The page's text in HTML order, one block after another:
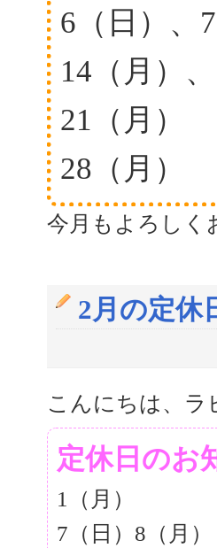
6（日）、
14（月）
21（月）
28（月）
今月もよろしく
2月の定休
こんにちは、ラ
定休日のお
1（月）
7（日）8（月）